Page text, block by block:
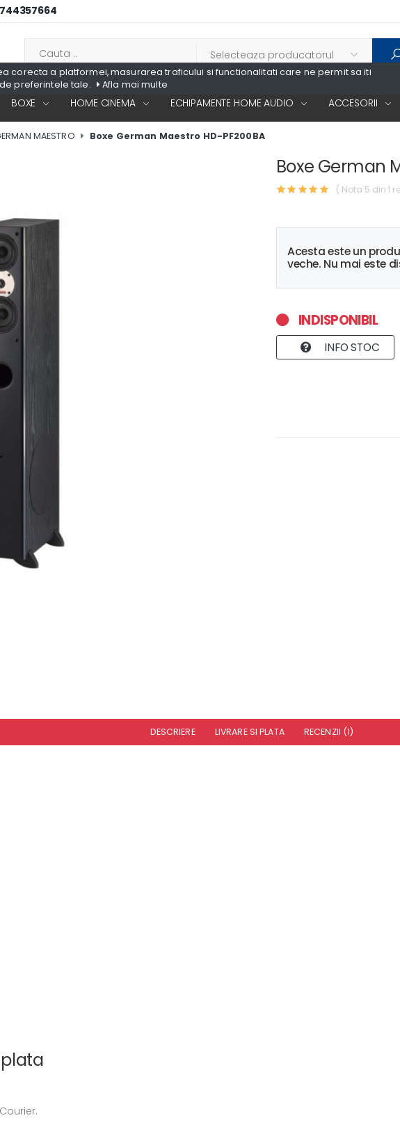
corecta a platformei, masurarea traficului si functionalitati care ne permit sa iti
preferintele tale.
Afla mai multe
BOXE HOME CINEMA ECHIPAMENTE HOME AUDIO ACCESORII
MAESTRO Boxe German Maestro HD-PF200BA
Boxe German
( Nota 5 din 1
Acesta este un
veche. Nu mai este
INDISPONIBIL
INFO STOC
DESCRIERE LIVRARE SI PLATA RECENZII (1)